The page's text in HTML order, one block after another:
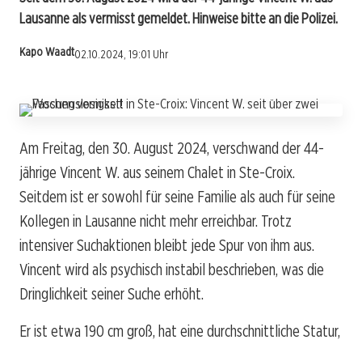
Lausanne als vermisst gemeldet. Hinweise bitte an die Polizei.
Kapo Waadt02.10.2024, 19:01 Uhr
Am Freitag, den 30. August 2024, verschwand der 44-
jährige Vincent W. aus seinem Chalet in Ste-Croix.
Seitdem ist er sowohl für seine Familie als auch für seine
Kollegen in Lausanne nicht mehr erreichbar. Trotz
intensiver Suchaktionen bleibt jede Spur von ihm aus.
Vincent wird als psychisch instabil beschrieben, was die
Dringlichkeit seiner Suche erhöht.
Er ist etwa 190 cm groß, hat eine durchschnittliche Statur,